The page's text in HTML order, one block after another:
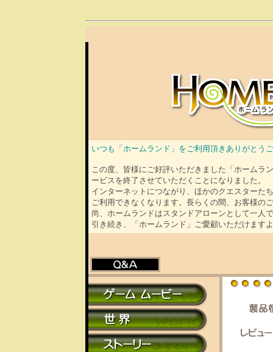
いつも「ホームランド」をご利用頂きありがとう
この度、皆様にご好評いただきました「ホームラ
ービスを終了させていただくことになりました。
インターネットにつながり、ほかのクエスターた
ご利用できなくなります。長らくの間、お客様の
尚、ホームランドはスタンドアローンとして一人
引き続き、「ホームランド」ご愛顧いただけます